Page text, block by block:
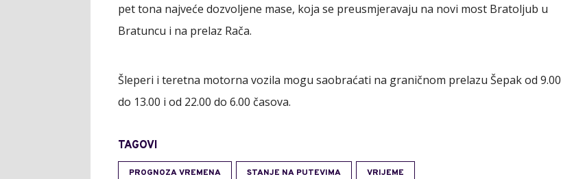
pet tona najveće dozvoljene mase, koja se preusmjeravaju na novi most Bratoljub u
Bratuncu i na prelaz Rača.
Šleperi i teretna motorna vozila mogu saobraćati na graničnom prelazu Šepak od 9.00
do 13.00 i od 22.00 do 6.00 časova.
TAGOVI
PROGNOZA VREMENA STANJE NA PUTEVIMA VRIJEME